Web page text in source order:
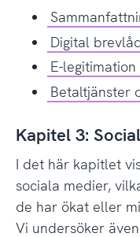
Digital
E-
Betaltjänster
Kapitel 3:
I det här kapitlet
sociala medier,
de har ökat eller
Vi undersöker